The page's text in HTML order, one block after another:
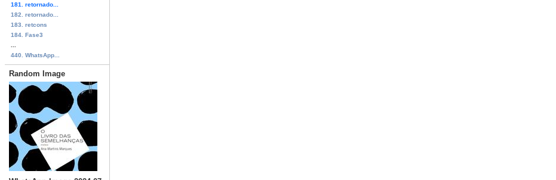
181. retornado...
182. retornado...
183. retcons
184. Fase3
440. WhatsApp...
Random Image